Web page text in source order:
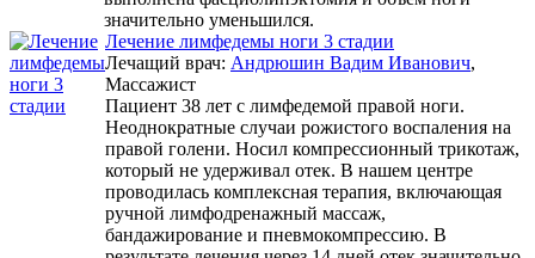
значительно уменьшился.
Лечение лимфедемы ноги 3 стадии
Лечащий врач: Андрюшин Вадим Иванович,
Массажист
Пациент 38 лет с лимфедемой правой ноги.
Неоднократные случаи рожистого воспаления на
правой голени. Носил компрессионный трикотаж,
который не удерживал отек. В нашем центре
проводилась комплексная терапия, включающая
ручной лимфодренажный массаж,
бандажирование и пневмокомпрессию. В